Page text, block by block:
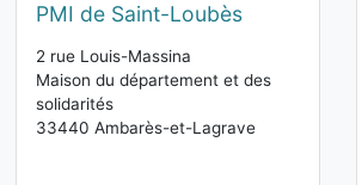
PMI de Saint-Loubès
2 rue Louis-Massina
Maison du département et des
solidarités
33440 Ambarès-et-Lagrave